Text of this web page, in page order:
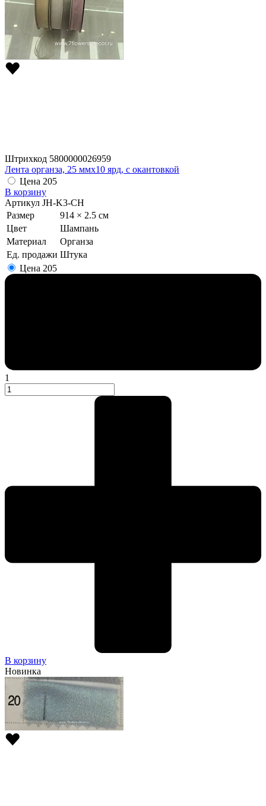
Штрихкод 5800000026959
Лента органза, 25 ммx10 ярд, с окантовкой
Цена 205
В корзину
Артикул JH-K3-CH
Размер
914 × 2.5 см
Цвет
Шампань
Материал
Органза
Ед. продажи Штука
Цена 205
1
В корзину
Новинка